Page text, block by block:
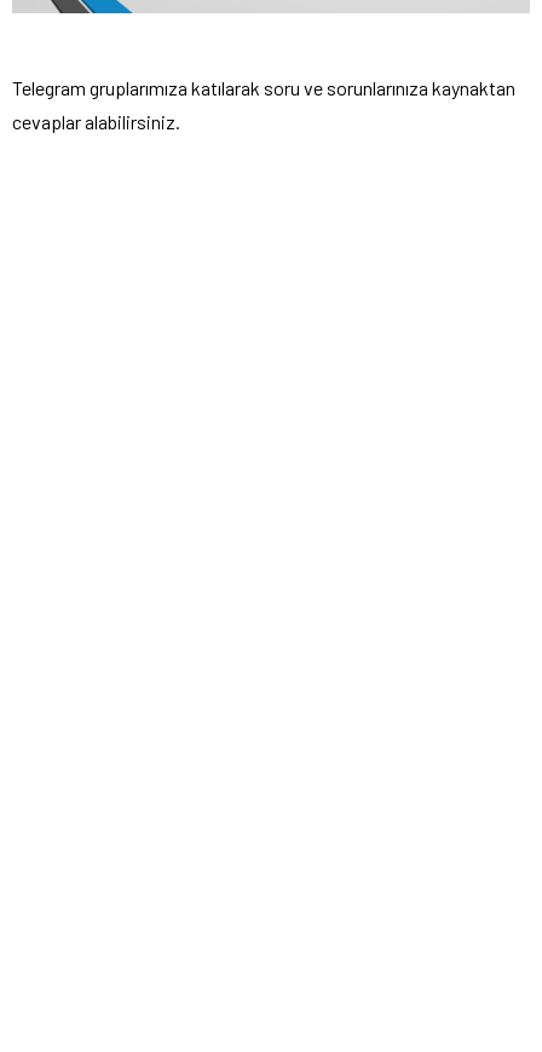
Telegram gruplarımıza katılarak soru ve sorunlarınıza kaynaktan
cevaplar alabilirsiniz.